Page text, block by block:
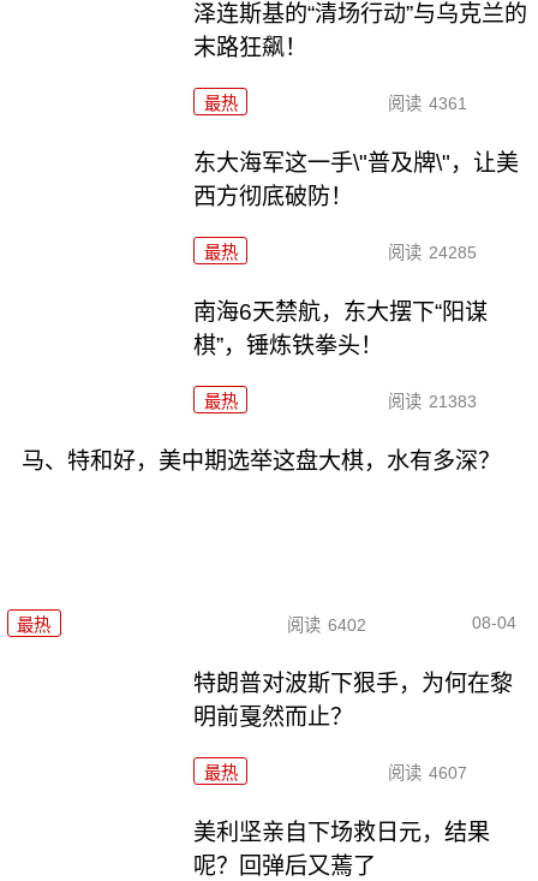
泽连斯基的“清场行动”与乌克兰的
末路狂飙！
最热 阅读 4361
东大海军这一手\"普及牌\"，让美
西方彻底破防！
最热 阅读 24285
南海6天禁航，东大摆下“阳谋
棋”，锤炼铁拳头！
最热 阅读 21383
马、特和好，美中期选举这盘大棋，水有多深？
最热 阅读 6402 08-04
特朗普对波斯下狠手，为何在黎
明前戛然而止？
最热 阅读 4607
美利坚亲自下场救日元，结果
呢？回弹后又蔫了